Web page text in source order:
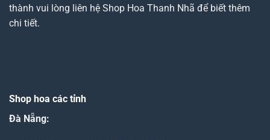
thành vui lòng liên hệ Shop Hoa Thanh Nhã để biết thêm
chi tiết.
Shop hoa các tỉnh
Đà Nẵng: